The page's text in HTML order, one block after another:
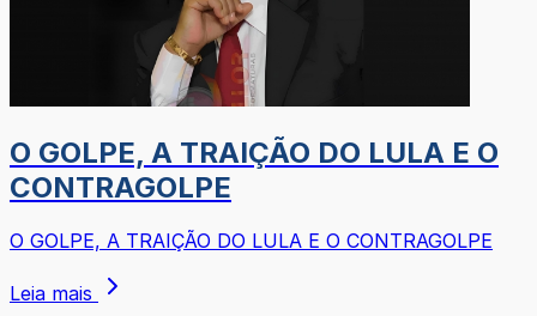
O GOLPE, A TRAIÇÃO DO LULA E O
CONTRAGOLPE
O GOLPE, A TRAIÇÃO DO LULA E O CONTRAGOLPE
Leia mais